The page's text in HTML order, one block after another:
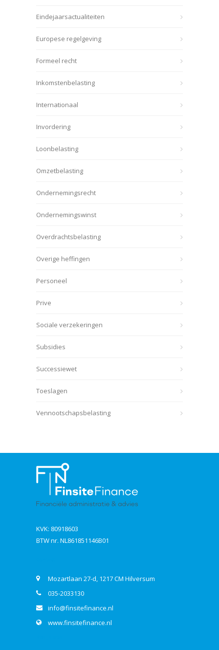
Eindejaarsactualiteiten
Europese regelgeving
Formeel recht
Inkomstenbelasting
Internationaal
Invordering
Loonbelasting
Omzetbelasting
Ondernemingsrecht
Ondernemingswinst
Overdrachtsbelasting
Overige heffingen
Personeel
Prive
Sociale verzekeringen
Subsidies
Successiewet
Toeslagen
Vennootschapsbelasting
KVK: 80918603
BTW nr. NL861851146B01
Mozartlaan 27-d, 1217 CM Hilversum
035-2033130
info@finsitefinance.nl
www.finsitefinance.nl